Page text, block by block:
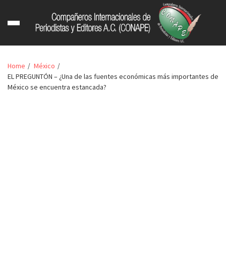
Home
México
EL PREGUNTÓN – ¿Una de las fuentes económicas más importantes de
México se encuentra estancada?